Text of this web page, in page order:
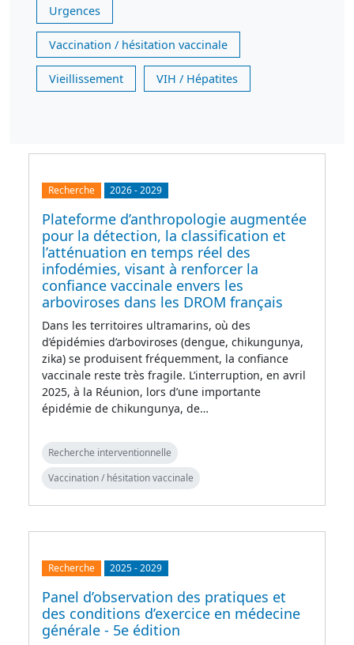
Urgences
Vaccination / hésitation vaccinale
Vieillissement VIH / Hépatites
Recherche 2026-2029
Plateforme d’anthropologie augmentée
pour la détection, la classification et
l’atténuation en temps réel des
infodémies, visant à renforcer la
confiance vaccinale envers les
arboviroses dans les DROM français
Dans les territoires ultramarins, où des
d’épidémies d’arboviroses (dengue, chikungunya,
zika) se produisent fréquemment, la confiance
vaccinale reste très fragile. L’interruption, en avril
2025, à la Réunion, lors d’une importante
épidémie de chikungunya, de…
Recherche interventionnelle
Vaccination / hésitation vaccinale
Recherche 2025-2029
Panel d’observation des pratiques et
des conditions d’exercice en médecine
générale - 5e édition